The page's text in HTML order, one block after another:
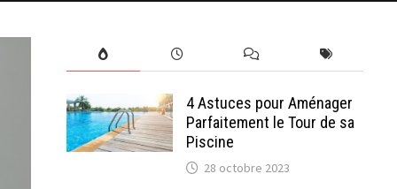
4 Astuces pour Aménager
Parfaitement le Tour de sa
Piscine
28 octobre 2023